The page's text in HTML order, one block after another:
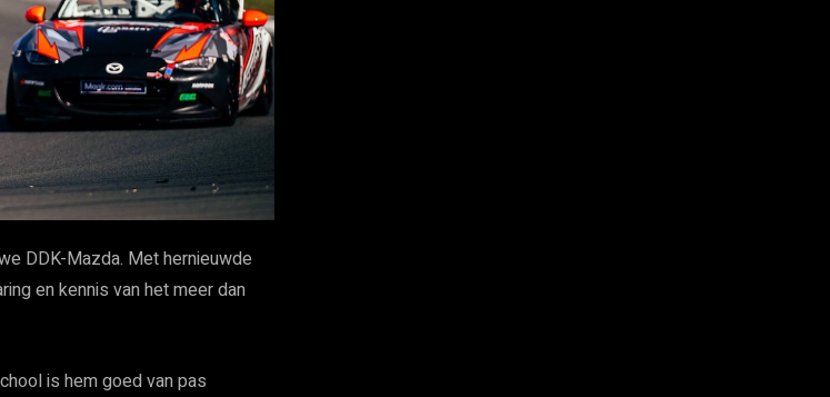
DDK-Mazda. Met hernieuwde
en kennis van het meer dan
is hem goed van pas